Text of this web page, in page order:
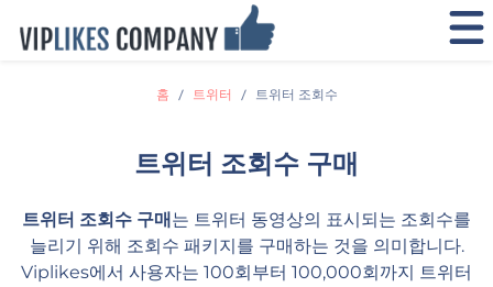
홈 트위터 트위터 조회수
트위터 조회수 구매
트위터 조회수 구매는 트위터 동영상의 표시되는 조회수를
늘리기 위해 조회수 패키지를 구매하는 것을 의미합니다.
Viplikes에서 사용자는 100회부터 100,000회까지 트위터